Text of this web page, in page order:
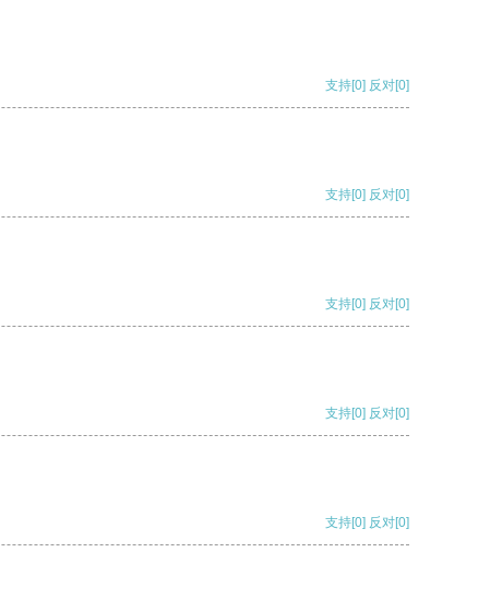
支持[0] 反对[0]
支持[0] 反对[0]
支持[0] 反对[0]
支持[0] 反对[0]
支持[0] 反对[0]